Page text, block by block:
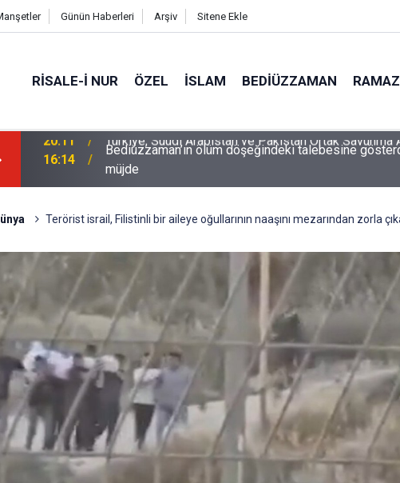
Günün Haberleri Arşiv Sitene Ekle
RISALE-I NUR ÖZEL İSLAM BEDIÜZZAMAN
16:14
Bediüzzaman’ın ölüm döşeğindeki talebesine
müjde
Terörist israil, Filistinli bir aileye oğullarının naaşını mezarından zorla